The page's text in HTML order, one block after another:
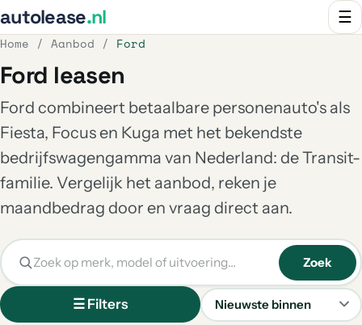
autolease.nl ☰
Home / Aanbod / Ford
Ford leasen
Ford combineert betaalbare personenauto's als
Fiesta, Focus en Kuga met het bekendste
bedrijfswagengamma van Nederland: de Transit-
familie. Vergelijk het aanbod, reken je
maandbedrag door en vraag direct aan.
☰ Filters
Sorteren
Zoek